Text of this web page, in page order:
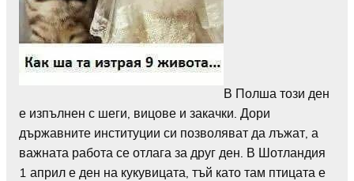
В Полша този ден
е изпълнен с шеги, вицове и закачки. Дори
държавните институции си позволяват да лъжат, а
важната работа се отлага за друг ден. В Шотландия
1 април е ден на кукувицата, тъй като там птицата е